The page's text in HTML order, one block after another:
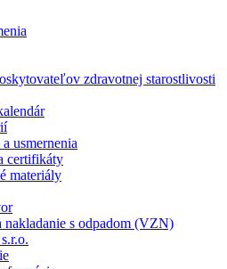
zdravotnej starostlivosti
usmernenia
certifikáty
materiály
nakladanie s odpadom (VZN)